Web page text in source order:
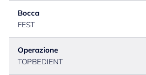
Bocca
FEST
Operazione
TOPBEDIENT